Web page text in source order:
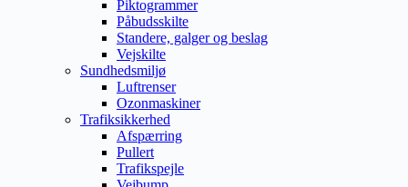
Piktogrammer
Påbudsskilte
Standere, galger og beslag
Vejskilte
Sundhedsmiljø
Luftrenser
Ozonmaskiner
Trafiksikkerhed
Afspærring
Pullert
Trafikspejle